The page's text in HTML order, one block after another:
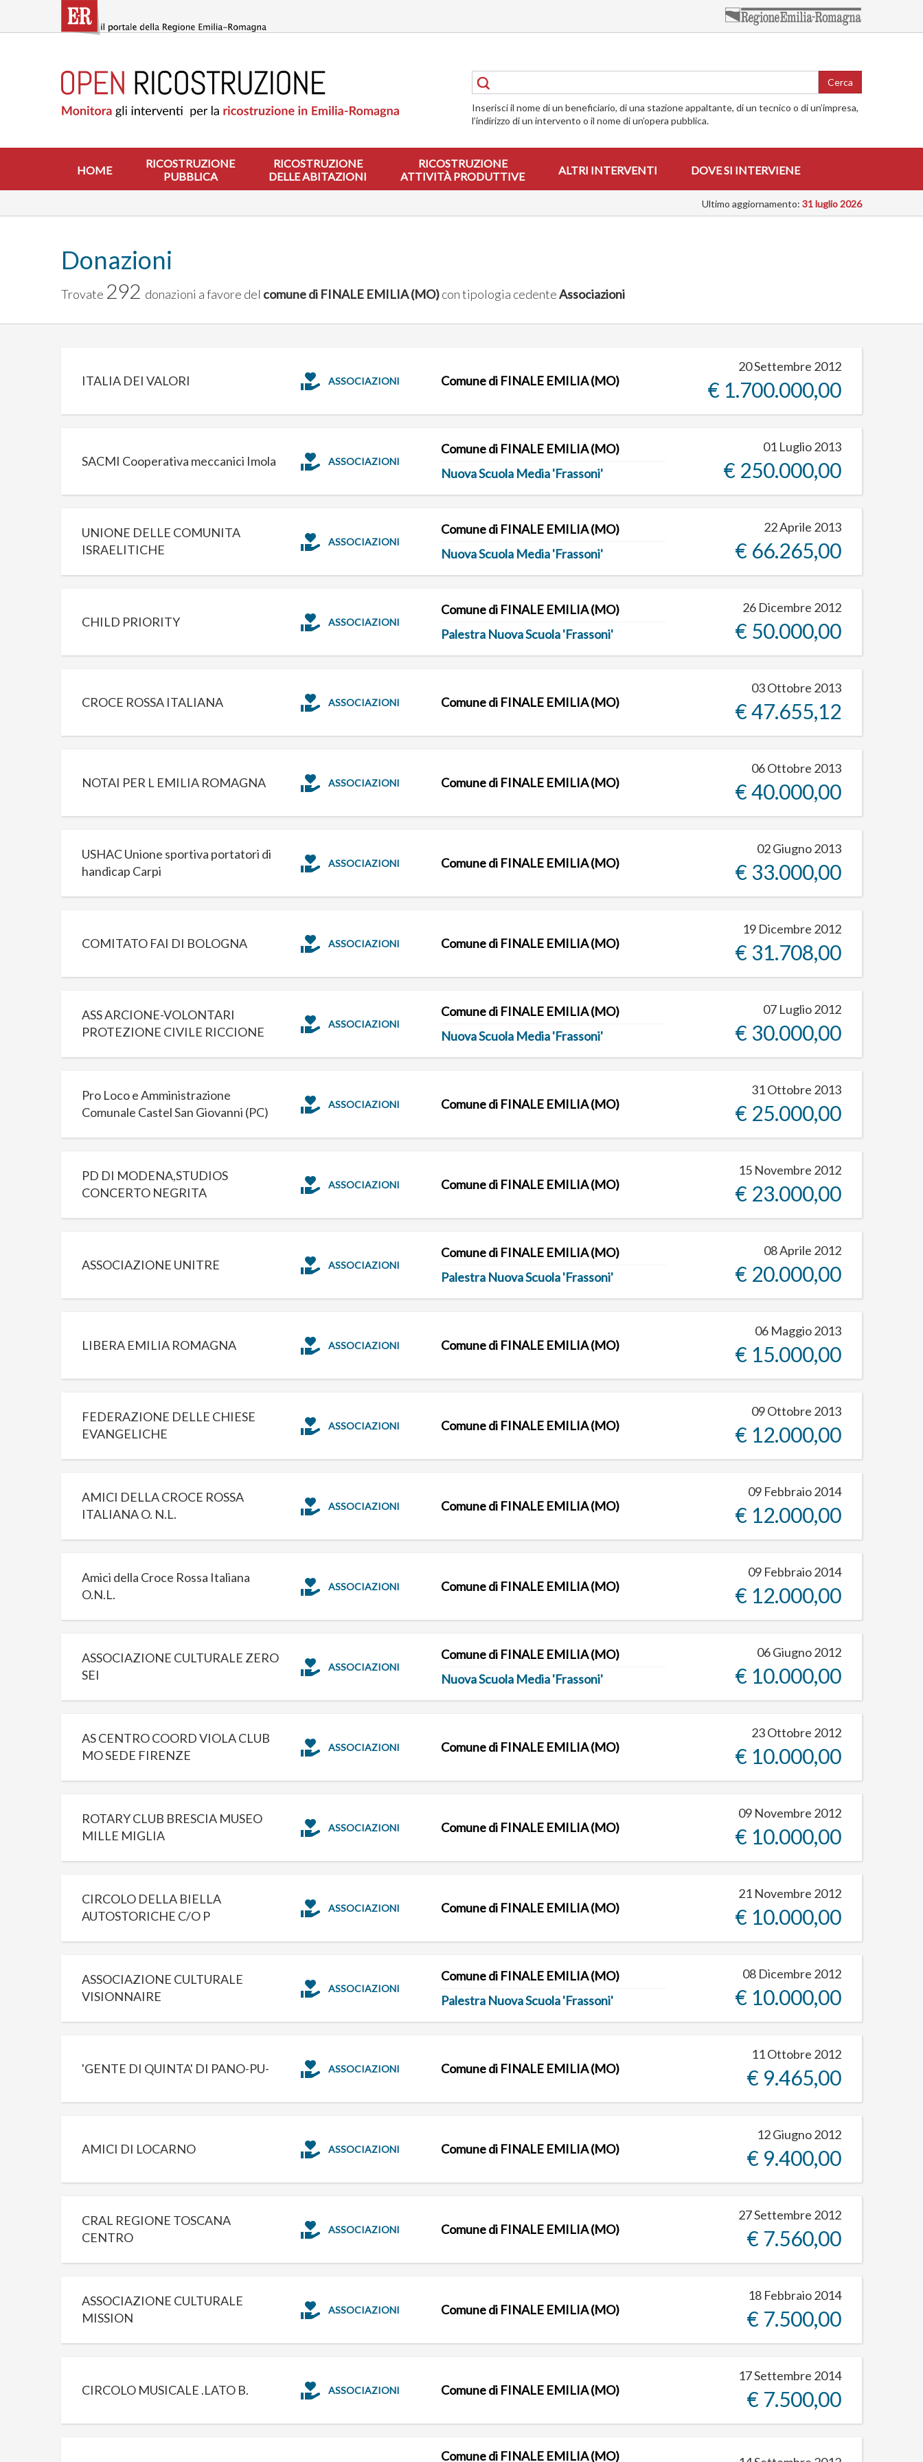
contenuto
RICOSTRUZIONE
PUBBLICA
ABITAZIONI
RICOSTRUZIONE
ATTIVITÀ
INTERVENTI
Cerca
Inserisci il nome di un beneficiario, di una stazione appaltante, di un tecnico o di un’impresa,
l’indirizzo di un intervento o il nome di un’opera pubblica.
HOME
RICOSTRUZIONE
PUBBLICA
RICOSTRUZIONE
DELLE ABITAZIONI
RICOSTRUZIONE
ATTIVITÀ PRODUTTIVE
ALTRI INTERVENTI DOVE SI INTERVIENE
Ultimo aggiornamento: 31 luglio 2026
Donazioni
Trovate 292 donazioni a favore del comune di FINALE EMILIA (MO)con tipologia cedenteAssociazioni
ITALIA DEI VALORI ASSOCIAZIONI Comune di FINALE EMILIA (MO)
20 Settembre 2012
€ 1.700.000,00
SACMI Cooperativa meccanici Imola ASSOCIAZIONI
Comune di FINALE EMILIA (MO)
Nuova Scuola Media 'Frassoni'
01 Luglio 2013
€ 250.000,00
UNIONE DELLE COMUNITA
ISRAELITICHE
ASSOCIAZIONI
Comune di FINALE EMILIA (MO)
Nuova Scuola Media 'Frassoni'
22 Aprile 2013
€ 66.265,00
CHILD PRIORITY ASSOCIAZIONI
Comune di FINALE EMILIA (MO)
Palestra Nuova Scuola 'Frassoni'
26 Dicembre 2012
€ 50.000,00
CROCE ROSSA ITALIANA ASSOCIAZIONI Comune di FINALE EMILIA (MO)
03 Ottobre 2013
€ 47.655,12
NOTAI PER L EMILIA ROMAGNA ASSOCIAZIONI Comune di FINALE EMILIA (MO)
06 Ottobre 2013
€ 40.000,00
USHAC Unione sportiva portatori di
handicap Carpi
ASSOCIAZIONI Comune di FINALE EMILIA (MO)
02 Giugno 2013
€ 33.000,00
COMITATO FAI DI BOLOGNA ASSOCIAZIONI Comune di FINALE EMILIA (MO)
19 Dicembre 2012
€ 31.708,00
ASS ARCIONE-VOLONTARI
PROTEZIONE CIVILE RICCIONE
ASSOCIAZIONI
Comune di FINALE EMILIA (MO)
Nuova Scuola Media 'Frassoni'
07 Luglio 2012
€ 30.000,00
Pro Loco e Amministrazione
Comunale Castel San Giovanni (PC)
ASSOCIAZIONI Comune di FINALE EMILIA (MO)
31 Ottobre 2013
€ 25.000,00
PD DI MODENA,STUDIOS
CONCERTO NEGRITA
ASSOCIAZIONI Comune di FINALE EMILIA (MO)
15 Novembre 2012
€ 23.000,00
ASSOCIAZIONE UNITRE ASSOCIAZIONI
Comune di FINALE EMILIA (MO)
Palestra Nuova Scuola 'Frassoni'
08 Aprile 2012
€ 20.000,00
LIBERA EMILIA ROMAGNA ASSOCIAZIONI Comune di FINALE EMILIA (MO)
06 Maggio 2013
€ 15.000,00
FEDERAZIONE DELLE CHIESE
EVANGELICHE
ASSOCIAZIONI Comune di FINALE EMILIA (MO)
09 Ottobre 2013
€ 12.000,00
AMICI DELLA CROCE ROSSA
ITALIANA O. N.L.
ASSOCIAZIONI Comune di FINALE EMILIA (MO)
09 Febbraio 2014
€ 12.000,00
Amici della Croce Rossa Italiana
O.N.L.
ASSOCIAZIONI Comune di FINALE EMILIA (MO)
09 Febbraio 2014
€ 12.000,00
ASSOCIAZIONE CULTURALE ZERO
SEI
ASSOCIAZIONI
Comune di FINALE EMILIA (MO)
Nuova Scuola Media 'Frassoni'
06 Giugno 2012
€ 10.000,00
AS CENTRO COORD VIOLA CLUB
MO SEDE FIRENZE
ASSOCIAZIONI Comune di FINALE EMILIA (MO)
23 Ottobre 2012
€ 10.000,00
ROTARY CLUB BRESCIA MUSEO
MILLE MIGLIA
ASSOCIAZIONI Comune di FINALE EMILIA (MO)
09 Novembre 2012
€ 10.000,00
CIRCOLO DELLA BIELLA
AUTOSTORICHE C/O P
ASSOCIAZIONI Comune di FINALE EMILIA (MO)
21 Novembre 2012
€ 10.000,00
ASSOCIAZIONE CULTURALE
VISIONNAIRE
ASSOCIAZIONI
Comune di FINALE EMILIA (MO)
Palestra Nuova Scuola 'Frassoni'
08 Dicembre 2012
€ 10.000,00
'GENTE DI QUINTA' DI PANO-PU- ASSOCIAZIONI Comune di FINALE EMILIA (MO)
11 Ottobre 2012
€ 9.465,00
AMICI DI LOCARNO ASSOCIAZIONI Comune di FINALE EMILIA (MO)
12 Giugno 2012
€ 9.400,00
CRAL REGIONE TOSCANA
CENTRO
ASSOCIAZIONI Comune di FINALE EMILIA (MO)
27 Settembre 2012
€ 7.560,00
ASSOCIAZIONE CULTURALE
MISSION
ASSOCIAZIONI Comune di FINALE EMILIA (MO)
18 Febbraio 2014
€ 7.500,00
CIRCOLO MUSICALE .LATO B. ASSOCIAZIONI Comune di FINALE EMILIA (MO)
17 Settembre 2014
€ 7.500,00
Comune di FINALE EMILIA (MO)